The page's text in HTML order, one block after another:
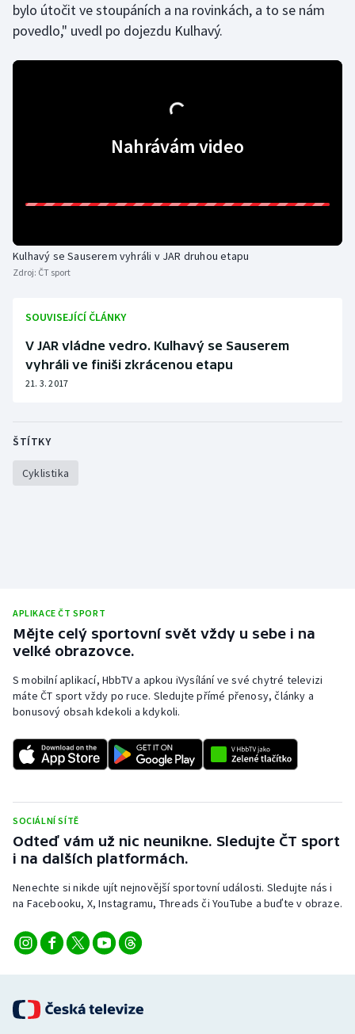
Moderní pětiboj
Plážový volejbal
Rychlobruslení
Rychlostní kanoistika
Short track
Triatlon
Ostatní
bylo útočit ve stoupáních a na rovinkách, a to se nám
povedlo," uvedl po dojezdu Kulhavý.
Nahrávám video
Kulhavý se Sauserem vyhráli v JAR druhou etapu
Zdroj: ČT sport
SOUVISEJÍCÍ ČLÁNKY
V JAR vládne vedro. Kulhavý se Sauserem
vyhráli ve finiši zkrácenou etapu
21. 3. 2017
ŠTÍTKY
Cyklistika
APLIKACE ČT SPORT
Mějte celý sportovní svět vždy u sebe i na
velké obrazovce.
S mobilní aplikací, HbbTV a apkou iVysílání ve své chytré televizi
máte ČT sport vždy po ruce. Sledujte přímé přenosy, články a
bonusový obsah kdekoli a kdykoli.
SOCIÁLNÍ SÍTĚ
Odteď vám už nic neunikne. Sledujte ČT sport
i na dalších platformách.
Nenechte si nikde ujít nejnovější sportovní události. Sledujte nás i
na Facebooku, X, Instagramu, Threads či YouTube a buďte v obraze.